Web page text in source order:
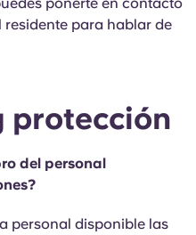
para hablar de
protección
del personal
personal disponible las